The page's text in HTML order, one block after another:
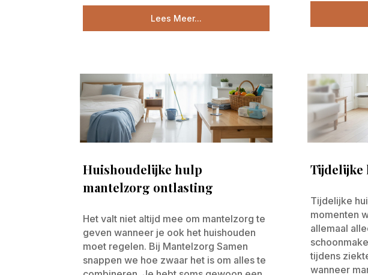
Lees Meer...
Huishoudelijke hulp
mantelzorg ontlasting
Het valt niet altijd mee om mantelzorg te
geven wanneer je ook het huishouden
moet regelen. Bij Mantelzorg Samen
snappen we hoe zwaar het is om alles te
Tijdelijke
Tijdelijke
momenten
allemaal
tijdens
wanneer